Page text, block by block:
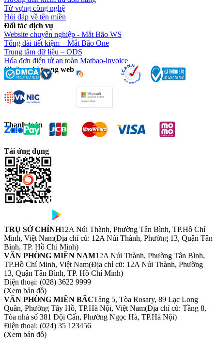
Từ vựng công nghệ
Hỏi đáp về tên miền
Đối tác dịch vụ
Website chuyên nghiệp - Mắt Bão WS
Tổng đài tiết kiệm – Mắt Bão One
Trung tâm dữ liệu – ODS
Hóa đơn điện tử an toàn Matbao-invoice
Chứng chỉ trang web
Thanh toán
Tải ứng dụng
TRỤ SỞ CHÍNH12A Núi Thành, Phường Tân Bình, TP.Hồ Chí
Minh, Việt Nam(Địa chỉ cũ: 12A Núi Thành, Phường 13, Quận Tân
Bình, TP. Hồ Chí Minh)
VĂN PHÒNG MIỀN NAM12A Núi Thành, Phường Tân Bình,
TP.Hồ Chí Minh, Việt Nam(Địa chỉ cũ: 12A Núi Thành, Phường
13, Quận Tân Bình, TP. Hồ Chí Minh)
Điện thoại: (028) 3622 9999
(Xem bản đồ)
VĂN PHÒNG MIỀN BẮCTầng 5, Tòa Rosary, 89 Lạc Long
Quân, Phường Tây Hồ, TP.Hà Nội, Việt Nam(Địa chỉ cũ: Tầng 8,
Tòa nhà số 381 Đội Cấn, Phường Ngọc Hà, TP.Hà Nội)
Điện thoại: (024) 35 123456
(Xem bản đồ)